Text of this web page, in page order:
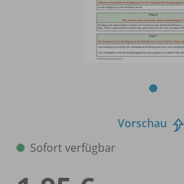
Vorschau
Sofort verfügbar